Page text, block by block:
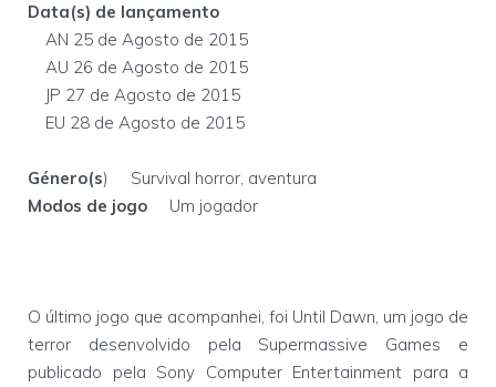
Data(s) de lançamento
AN 25 de Agosto de 2015
AU 26 de Agosto de 2015
JP 27 de Agosto de 2015
EU 28 de Agosto de 2015
Género(s) Survival horror, aventura
Modos de jogo
Um jogador
O último jogo que acompanhei, foi Until Dawn, um jogo de
terror desenvolvido pela Supermassive Games e
publicado pela Sony Computer Entertainment para a